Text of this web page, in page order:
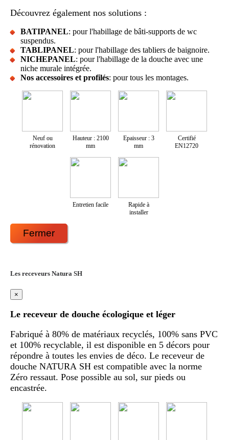
Découvrez également nos solutions :
BATIPANEL: pour l'habillage de bâti-supports de wc
suspendus.
TABLIPANEL: pour l'habillage des tabliers de baignoire.
NICHEPANEL: pour l'habillage de la douche avec une
niche murale intégrée.
Nos accessoires et profilés: pour tous les montages.
Neuf ou
rénovation
Hauteur : 2100
mm
Epaisseur : 3
mm
Certifié
EN12720
Entretien facile
Rapide à
installer
Fermer
Les receveurs Natura SH
×
Le receveur de douche écologique et léger
Fabriqué à 80% de matériaux recyclés, 100% sans PVC
et 100% recyclable, il est disponible en 5 décors pour
répondre à toutes les envies de déco. Le receveur de
douche NATURA SH est compatible avec la norme
Zéro ressaut. Pose possible au sol, sur pieds ou
encastrée.